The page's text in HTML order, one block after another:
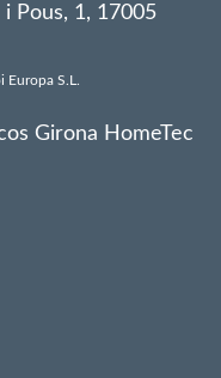
Pous, 1, 17005
S.L.